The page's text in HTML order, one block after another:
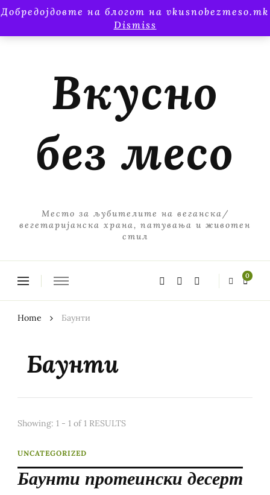
Добредојдовте на блогот на vkusnobezmeso.mk
Dismiss
Вкусно
без месо
Место за љубителите на веганска/
вегетаријанска храна, патувања и животен
стил
0
Home Баунти
Баунти
Showing: 1 - 1 of 1 RESULTS
UNCATEGORIZED
Баунти протеински десерт